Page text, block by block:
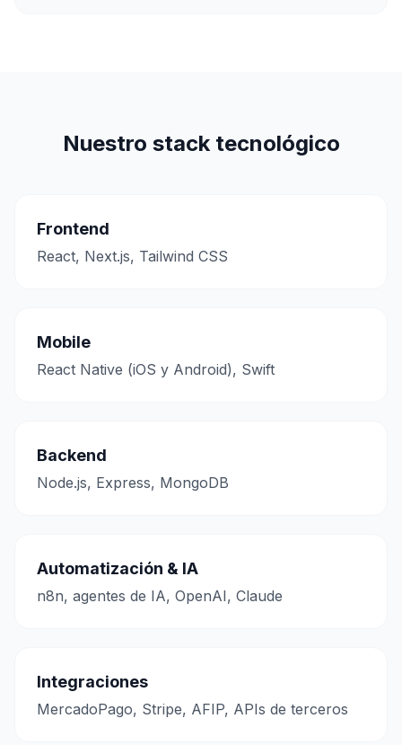
Nuestro stack tecnológico
Frontend
React, Next.js, Tailwind CSS
Mobile
React Native (iOS y Android), Swift
Backend
Node.js, Express, MongoDB
Automatización & IA
n8n, agentes de IA, OpenAI, Claude
Integraciones
MercadoPago, Stripe, AFIP, APIs de terceros